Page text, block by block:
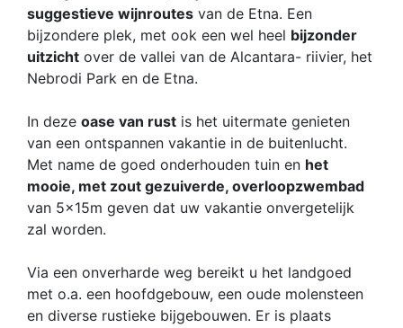
suggestieve wijnroutes van de Etna. Een
bijzondere plek, met ook een wel heel bijzonder
uitzicht over de vallei van de Alcantara- riivier, het
Nebrodi Park en de Etna.
In deze oase van rust is het uitermate genieten
van een ontspannen vakantie in de buitenlucht.
Met name de goed onderhouden tuin en het
mooie, met zout gezuiverde, overloopzwembad
van 5x15m geven dat uw vakantie onvergetelijk
zal worden.
Via een onverharde weg bereikt u het landgoed
met o.a. een hoofdgebouw, een oude molensteen
en diverse rustieke bijgebouwen. Er is plaats